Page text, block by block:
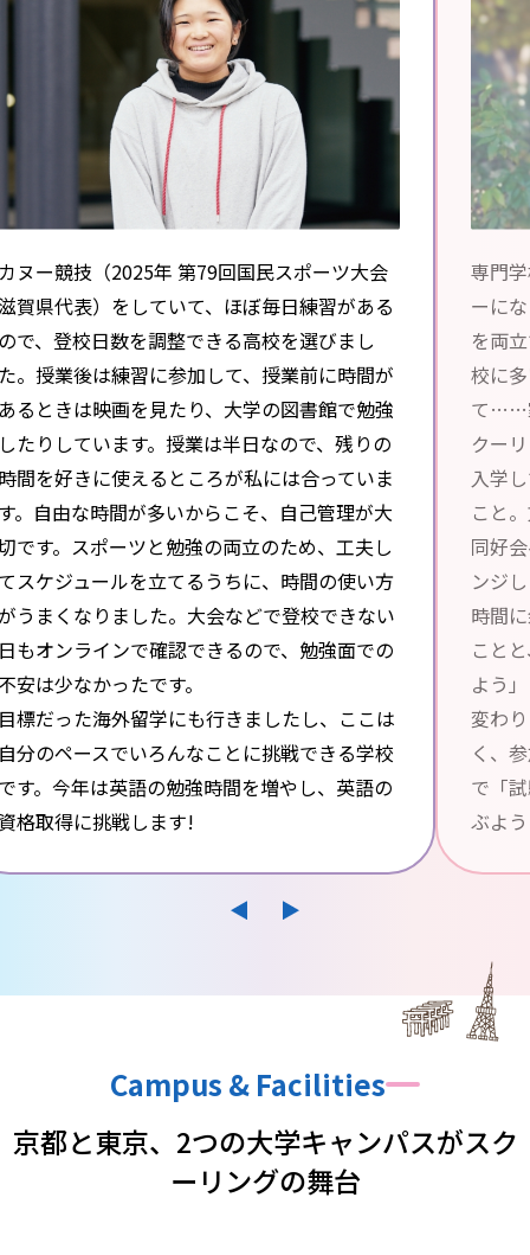
ヌー競技（2025年 第79回国民スポーツ大会
賀県代表）をしていて、ほぼ毎日練習がある
で、登校日数を調整できる高校を選びまし
。授業後は練習に参加して、授業前に時間が
るときは映画を見たり、大学の図書館で勉強
たりしています。授業は半日なので、残りの
間を好きに使えるところが私には合っていま
。自由な時間が多いからこそ、自己管理が大
です。スポーツと勉強の両立のため、工夫し
スケジュールを立てるうちに、時間の使い方
うまくなりました。大会などで登校できない
もオンラインで確認できるので、勉強面での
安は少なかったです。
標だった海外留学にも行きましたし、ここは
分のペースでいろんなことに挑戦できる学校
す。今年は英語の勉強時間を増やし、英語の
格取得に挑戦します!
専門
ーに
を両
校に
て……
クー
入学
こと
同好
ンジ
時間
こと
よう
変わ
く、
で「
ぶよ
Campus & Facilities
京都と東京、 2つの大学キャンパスがスク
ーリングの舞台